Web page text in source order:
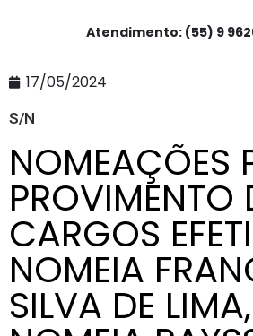
Atendimento: (55) 9
17/05/2024
S/N
NOMEAÇÕES
PROVIMENTO
CARGOS
NOMEIA
SILVA DE LIMA,